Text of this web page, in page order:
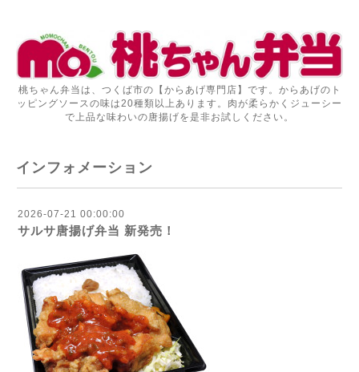
桃ちゃん弁当は、つくば市の【からあげ専門店】です。からあげのト
ッピングソースの味は20種類以上あります。肉が柔らかくジューシー
で上品な味わいの唐揚げを是非お試しください。
インフォメーション
2026-07-21 00:00:00
サルサ唐揚げ弁当 新発売！